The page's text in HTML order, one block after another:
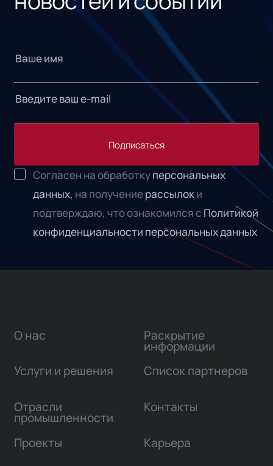
Подписаться
Согласен на обработкуперсональных
данных, на получениерассылоки
подтверждаю, что ознакомился с Политикой
конфиденциальности персональных данных
О нас
Услуги и решения
Отрасли
промышленности
Проекты
Раскрытие
информации
Список партнеров
Контакты
Карьера